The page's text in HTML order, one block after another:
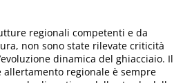
regionali competenti e da
non sono state rilevate criticità
dinamica del ghiacciaio. Il
regionale è sempre